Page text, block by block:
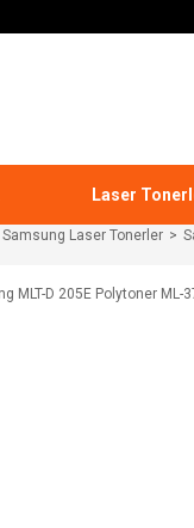
Laser
Samsung Laser Tonerler